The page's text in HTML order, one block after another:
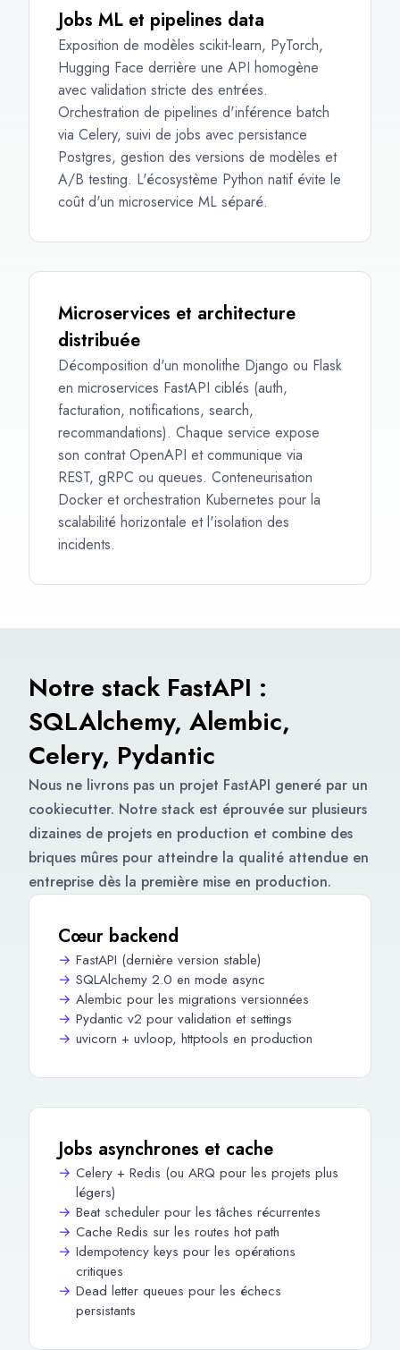
Jobs ML et pipelines data
Exposition de modèles scikit-learn, PyTorch,
Hugging Face derrière une API homogène
avec validation stricte des entrées.
Orchestration de pipelines d'inférence batch
via Celery, suivi de jobs avec persistance
Postgres, gestion des versions de modèles et
A/B testing. L'écosystème Python natif évite le
coût d'un microservice ML séparé.
Microservices et architecture
distribuée
Décomposition d'un monolithe Django ou Flask
en microservices FastAPI ciblés (auth,
facturation, notifications, search,
recommandations). Chaque service expose
son contrat OpenAPI et communique via
REST, gRPC ou queues. Conteneurisation
Docker et orchestration Kubernetes pour la
scalabilité horizontale et l'isolation des
incidents.
Notre stack FastAPI :
SQLAlchemy, Alembic,
Celery, Pydantic
Nous ne livrons pas un projet FastAPI generé par un
cookiecutter. Notre stack est éprouvée sur plusieurs
dizaines de projets en production et combine des
briques mûres pour atteindre la qualité attendue en
entreprise dès la première mise en production.
Cœur backend
FastAPI (dernière version stable)
SQLAlchemy 2.0 en mode async
Alembic pour les migrations versionnées
Pydantic v2 pour validation et settings
uvicorn + uvloop, httptools en production
Jobs asynchrones et cache
Celery + Redis (ou ARQ pour les projets plus
légers)
Beat scheduler pour les tâches récurrentes
Cache Redis sur les routes hot path
Idempotency keys pour les opérations
critiques
Dead letter queues pour les échecs
persistants